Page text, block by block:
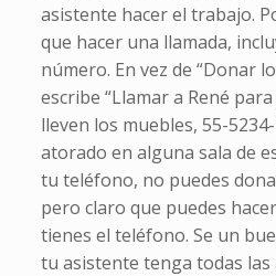
asistente hacer el trabajo.
que hacer una llamada,
número. En vez de “Donar
escribe “Llamar a René
lleven los muebles, 55-
atorado en alguna sala de
tu teléfono, no puedes
pero claro que puedes
tienes el teléfono. Se un
tu asistente tenga todas las